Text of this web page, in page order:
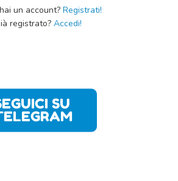
un account? Registrati!
registrato? Accedi!